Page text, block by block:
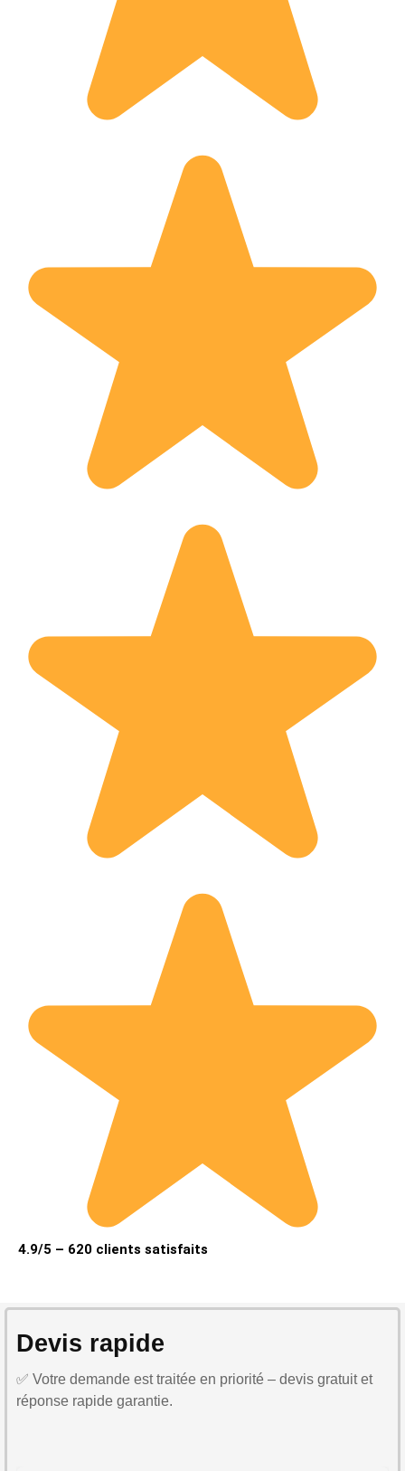
4.9/5 – 620 clients satisfaits
Devis rapide
✅ Votre demande est traitée en priorité – devis gratuit et
réponse rapide garantie.